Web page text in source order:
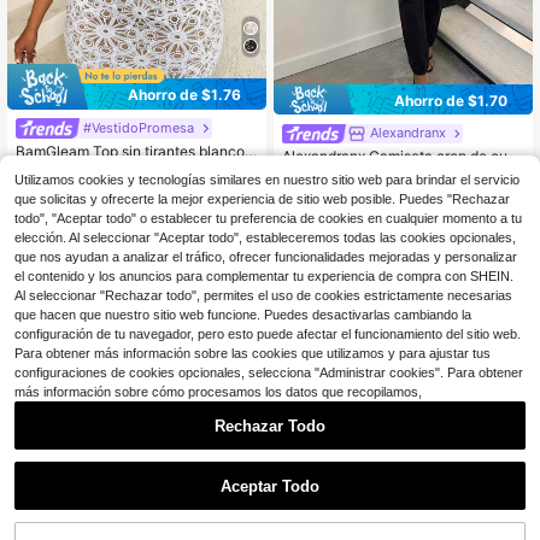
Ahorro de $1.76
#VestidoPromesa
BamGleam Top sin tirantes blanco c
8 .83 -17% con cupón
Ahorro de $1.70
Alexandranx
Alexandranx Camiseta crop de cuell
o con cordón bajo asimétrico
$14.29 -11%
Utilizamos cookies y tecnologías similares en nuestro sitio web para brindar el servicio
que solicitas y ofrecerte la mejor experiencia de sitio web posible. Puedes "Rechazar
todo", "Aceptar todo" o establecer tu preferencia de cookies en cualquier momento a tu
elección. Al seleccionar "Aceptar todo", estableceremos todas las cookies opcionales,
que nos ayudan a analizar el tráfico, ofrecer funcionalidades mejoradas y personalizar
el contenido y los anuncios para complementar tu experiencia de compra con SHEIN.
Al seleccionar "Rechazar todo", permites el uso de cookies estrictamente necesarias
que hacen que nuestro sitio web funcione. Puedes desactivarlas cambiando la
configuración de tu navegador, pero esto puede afectar el funcionamiento del sitio web.
Para obtener más información sobre las cookies que utilizamos y para ajustar tus
configuraciones de cookies opcionales, selecciona "Administrar cookies". Para obtener
más información sobre cómo procesamos los datos que recopilamos,
Rechazar Todo
Aceptar Todo